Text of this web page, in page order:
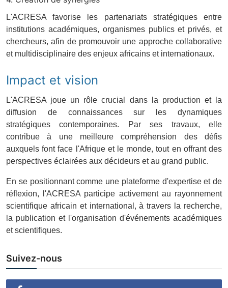
L'ACRESA favorise les partenariats stratégiques entre
institutions académiques, organismes publics et privés, et
chercheurs, afin de promouvoir une approche collaborative
et multidisciplinaire des enjeux africains et internationaux.
Impact et vision
L'ACRESA joue un rôle crucial dans la production et la
diffusion de connaissances sur les dynamiques
stratégiques contemporaines. Par ses travaux, elle
contribue à une meilleure compréhension des défis
auxquels font face l'Afrique et le monde, tout en offrant des
perspectives éclairées aux décideurs et au grand public.
En se positionnant comme une plateforme d'expertise et de
réflexion, l'ACRESA participe activement au rayonnement
scientifique africain et international, à travers la recherche,
la publication et l'organisation d'événements académiques
et scientifiques.
Suivez-nous